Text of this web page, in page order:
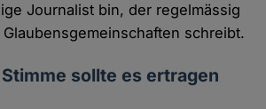
Journalist bin, der regelmässig
schreibt.
sollte es ertragen